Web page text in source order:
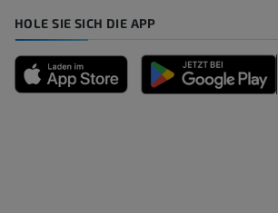
HOLE SIE SICH DIE APP